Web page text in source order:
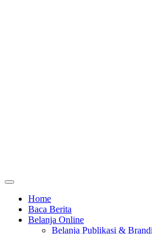
Home
Baca Berita
Belanja Online
Belanja Publikasi &